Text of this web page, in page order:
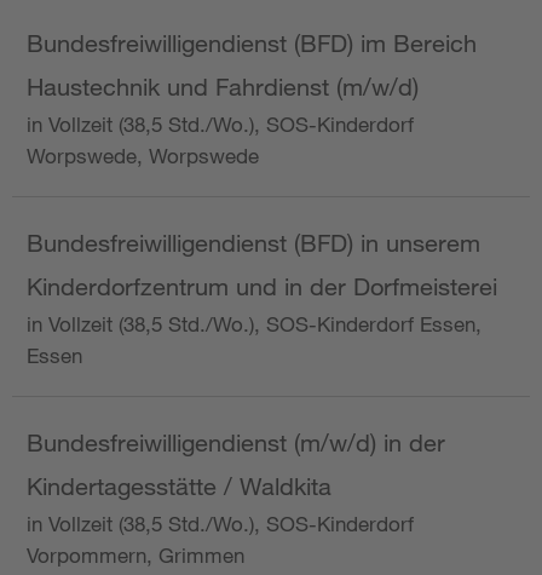
Bundesfreiwilligendienst (BFD) im Bereich
Haustechnik und Fahrdienst (m/w/d)
in Vollzeit (38,5 Std./Wo.), SOS-Kinderdorf
Worpswede, Worpswede
Bundesfreiwilligendienst (BFD) in unserem
Kinderdorfzentrum und in der Dorfmeisterei
in Vollzeit (38,5 Std./Wo.), SOS-Kinderdorf Essen,
Essen
Bundesfreiwilligendienst (m/w/d) in der
Kindertagesstätte / Waldkita
in Vollzeit (38,5 Std./Wo.), SOS-Kinderdorf
Vorpommern, Grimmen